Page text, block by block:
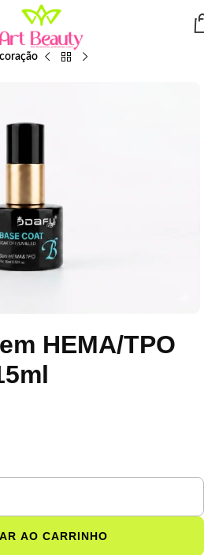
HEMA/TPO
AO CARRINHO